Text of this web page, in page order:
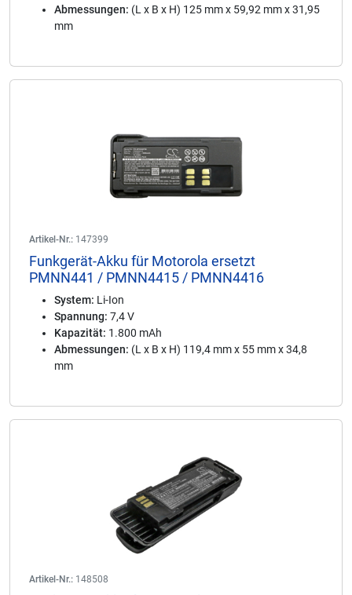
Abmessungen: (L x B x H) 125 mm x 59,92 mm x 31,95
mm
Artikel-Nr.: 147399
Funkgerät-Akku für Motorola ersetzt
PMNN441 / PMNN4415 / PMNN4416
System: Li-Ion
Spannung: 7,4 V
Kapazität: 1.800 mAh
Abmessungen: (L x B x H) 119,4 mm x 55 mm x 34,8
mm
Artikel-Nr.: 148508